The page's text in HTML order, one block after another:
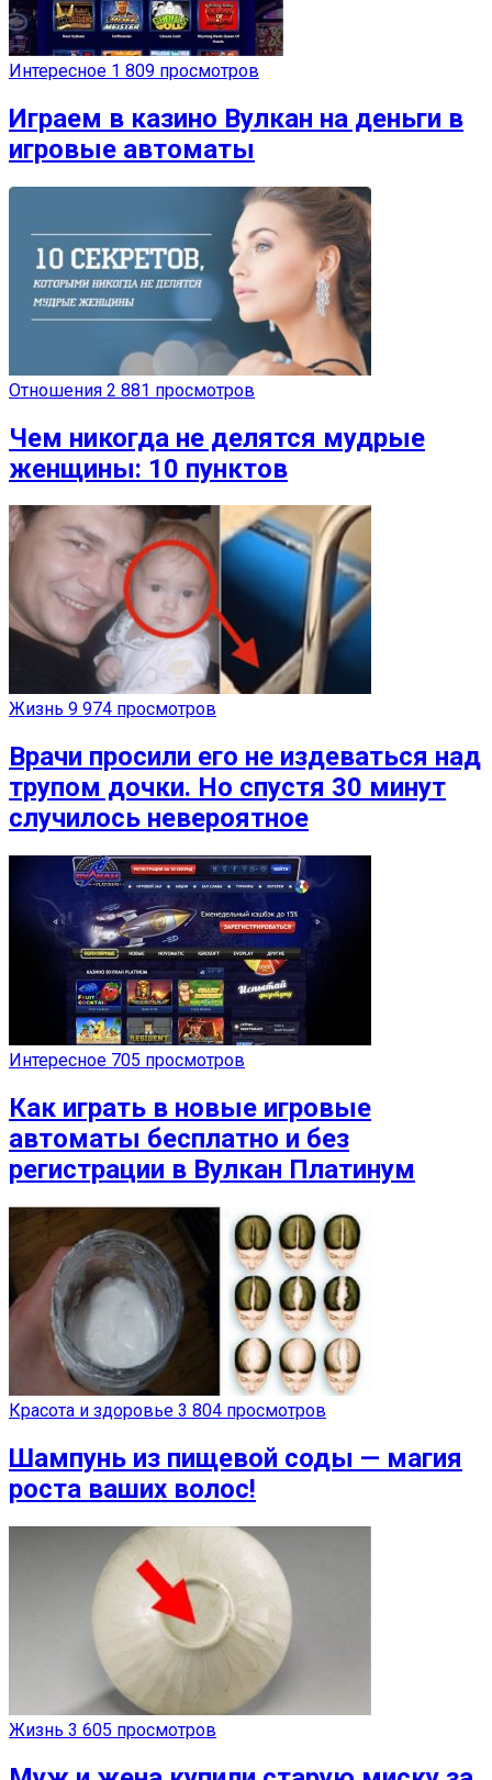
Интересное 1 809 просмотров
Играем в казино Вулкан на деньги в
игровые автоматы
Отношения 2 881 просмотров
Чем никогда не делятся мудрые
женщины: 10 пунктов
Жизнь 9 974 просмотров
Врачи просили его не издеваться над
трупом дочки. Но спустя 30 минут
случилось невероятное
Интересное 705 просмотров
Как играть в новые игровые
автоматы бесплатно и без
регистрации в Вулкан Платинум
Красота и здоровье 3 804 просмотров
Шампунь из пищевой соды — магия
роста ваших волос!
Жизнь 3 605 просмотров